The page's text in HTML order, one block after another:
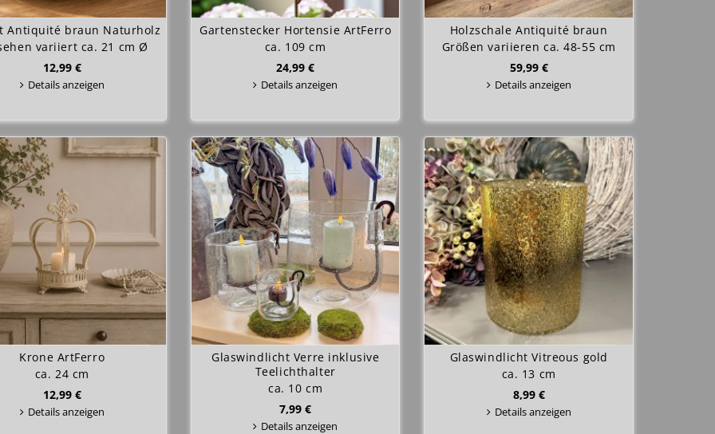
Antiquité braun Naturholz
variiert ca. 21 cm Ø
12,99 €
Details anzeigen
Gartenstecker Hortensie ArtFerro
ca. 109 cm
24,99 €
Details anzeigen
Holzschale Antiquité braun
Größen variieren ca. 48-55 cm
59,99 €
Details anzeigen
Krone ArtFerro
ca. 24 cm
12,99 €
Details anzeigen
Glaswindlicht Verre inklusive
Teelichthalter
ca. 10 cm
7,99 €
Details anzeigen
Glaswindlicht Vitreous gold
ca. 13 cm
8,99 €
Details anzeigen